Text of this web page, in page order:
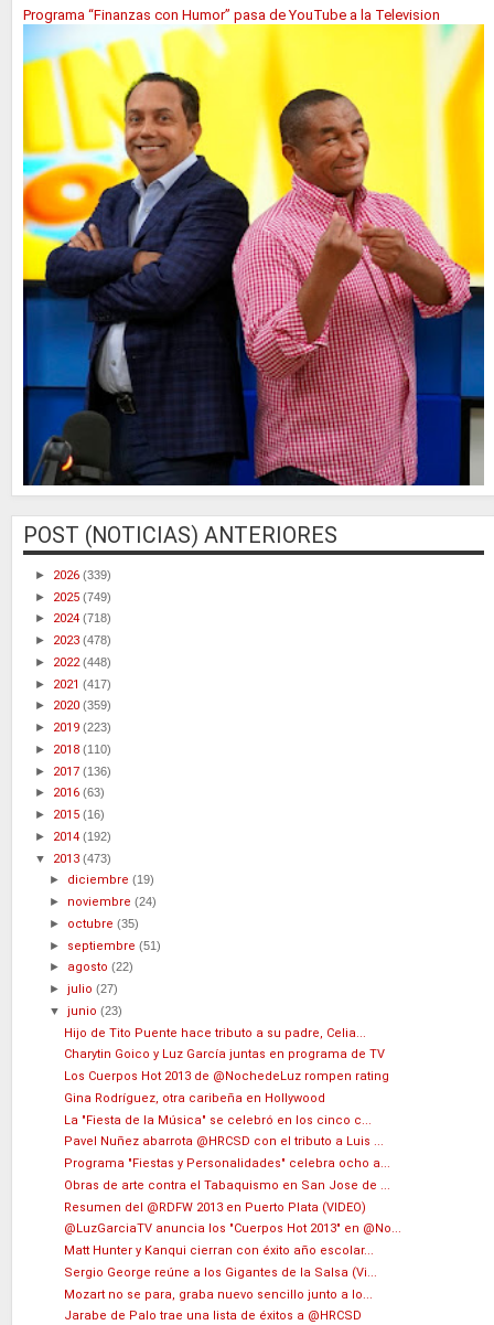
Programa “Finanzas con Humor” pasa de YouTube a la Television
POST (NOTICIAS) ANTERIORES
► 2026 (339)
► 2025 (749)
► 2024 (718)
► 2023 (478)
► 2022(448)
► 2021 (417)
► 2020 (359)
► 2019 (223)
► 2018 (110)
► 2017 (136)
► 2016 (63)
► 2015 (16)
► 2014 (192)
▼ 2013 (473)
► diciembre(19)
► noviembre(24)
► octubre(35)
► septiembre(51)
► agosto(22)
►julio(27)
▼junio(23)
Hijo de Tito Puente hace tributo a su padre, Celia...
Charytin Goico y Luz García juntas en programa de TV
Los Cuerpos Hot 2013 de @NochedeLuz rompen rating
Gina Rodríguez, otra caribeña en Hollywood
La "Fiesta de la Música" se celebró en los cinco c...
Pavel Nuñez abarrota @HRCSD con el tributo a Luis ...
Programa "Fiestas y Personalidades" celebra ocho a...
Obras de arte contra el Tabaquismo en San Jose de ...
Resumen del @RDFW 2013 en Puerto Plata (VIDEO)
@LuzGarciaTV anuncia los "Cuerpos Hot 2013" en @No...
Matt Hunter y Kanqui cierran con éxito año escolar...
Sergio George reúne a los Gigantes de la Salsa (Vi...
Mozart no se para, graba nuevo sencillo junto a lo...
Jarabe de Palo trae una lista de éxitos a @HRCSD